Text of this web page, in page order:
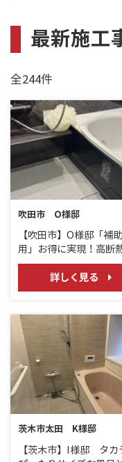
最新施工
全244件
吹田市 O様邸
【吹田市】O様邸「補
用」お得に実現！高断
槽で快適＆シックなバ
ームへ /LIXILリノビオV
詳しく見る
茨木市太田 K様邸
【茨木市】I様邸 タカ